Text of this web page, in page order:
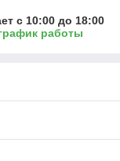
с 10:00 до 18:00
работы